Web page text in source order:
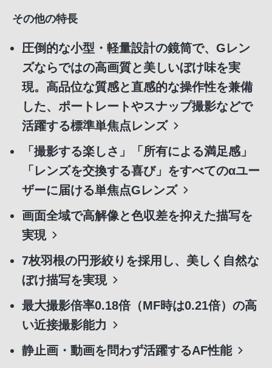
その他の特長
圧倒的な小型・軽量設計の鏡筒で、Gレン
ズならではの高画質と美しいぼけ味を実
現。高品位な質感と直感的な操作性を兼備
した、ポートレートやスナップ撮影などで
活躍する標準単焦点レンズ
「撮影する楽しさ」「所有による満足感」
「レンズを交換する喜び」をすべてのαユー
ザーに届ける単焦点Gレンズ
画面全域で高解像と色収差を抑えた描写を
実現
7枚羽根の円形絞りを採用し、美しく自然な
ぼけ描写を実現
最大撮影倍率0.18倍（MF時は0.21倍）の高
い近接撮影能力
静止画・動画を問わず活躍するAF性能